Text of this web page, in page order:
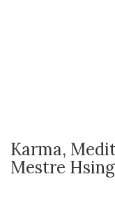
Karma,
Mestre